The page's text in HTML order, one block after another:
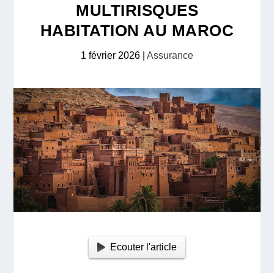
MULTIRISQUES
HABITATION AU MAROC
1 février 2026 Assurance
Ecouter l'article